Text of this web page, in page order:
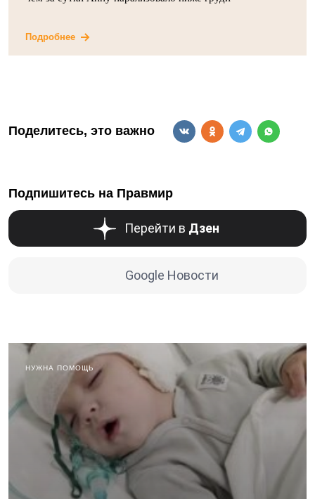
Подробнее
Поделитесь, это важно
Подпишитесь на Правмир
Перейти в Дзен
Google Новости
НУЖНА ПОМОЩЬ